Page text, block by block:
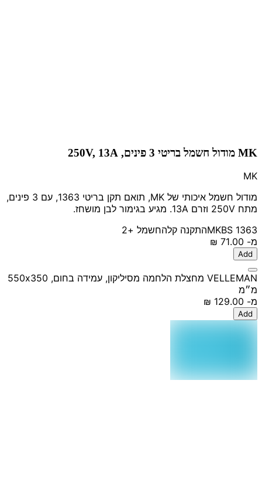
MK מודול חשמל בריטי 3 פינים, 250V, 13A
MK
מודול חשמל איכותי של MK, תואם תקן בריטי 1363, עם 3 פינים,
מתח 250V וזרם 13A. מגיע בגימור לבן מושחז.
MKBS 1363 התקנה קלהחשמל +2
מ-
Add
VELLEMAN מחצלת הלחמה מסיליקון, עמידה בחום, 550x350
מ״מ
מ-
Add